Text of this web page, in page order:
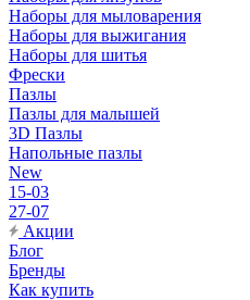
Наборы для мыловарения
Наборы для выжигания
Наборы для шитья
Фрески
Пазлы
Пазлы для малышей
3D Пазлы
Напольные пазлы
New
15-03
27-07
Акции
Блог
Бренды
Как купить